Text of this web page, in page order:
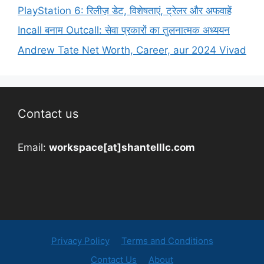
PlayStation 6: रिलीज़ डेट, विशेषताएं, ट्रेलर और अफवाहें
Incall बनाम Outcall: सेवा प्रकारों का तुलनात्मक अध्ययन
Andrew Tate Net Worth, Career, aur 2024 Vivad
Contact us
Email: workspace[at]shantelllc.com
Privacy Policy
Terms and Conditions
Contact Us
About